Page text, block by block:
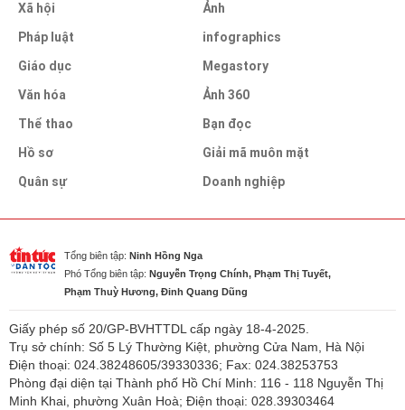
Xã hội
Pháp luật
Giáo dục
Văn hóa
Thể thao
Hồ sơ
Quân sự
Ảnh
infographics
Megastory
Ảnh 360
Bạn đọc
Giải mã muôn mặt
Doanh nghiệp
Tổng biên tập: Ninh Hồng Nga
Phó Tổng biên tập: Nguyễn Trọng Chính, Phạm Thị Tuyết,
Phạm Thuỳ Hương, Đinh Quang Dũng
Giấy phép số 20/GP-BVHTTDL cấp ngày 18-4-2025.
Trụ sở chính: Số 5 Lý Thường Kiệt, phường Cửa Nam, Hà Nội
Điện thoại: 024.38248605/39330336; Fax: 024.38253753
Phòng đại diện tại Thành phố Hồ Chí Minh: 116 - 118 Nguyễn Thị
Minh Khai, phường Xuân Hoà; Điện thoại: 028.39303464